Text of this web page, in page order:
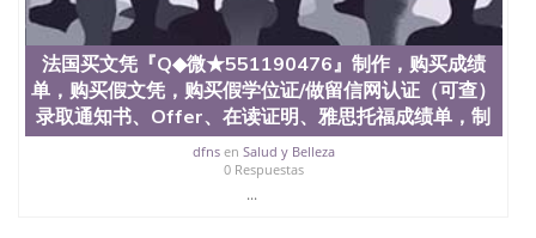
交时间，公司人员陪同客户本人一起去留服递交材
料； 5、等待结果，完成结果书留服直接邮寄给客户
6、客户确认收到结果，付余款。 我们对海外大学及
学院的毕业证成绩单所使用的材料，尺寸大小，防伪
结构（包括：水印，阴影底纹，钢印LOGO烫金烫
银，LOGO烫金烫银复合重叠。 文字图案浮雕，激光
镭射，紫外荧光，温感，复印防伪）都有原版本文凭
对照。质量得到了广大海外客户群体的认可，同时和
海外学校留学中介， 同时能做到与时俱进，及时掌握
法国买文凭『Q◆微★551190476』制作，购买成绩
单，购买假文凭，购买假学位证/做留信网认证（可查）
录取通知书、Offer、在读证明、雅思托福成绩单，制
dfnsen Salud y Belleza
0 Respuestas
...